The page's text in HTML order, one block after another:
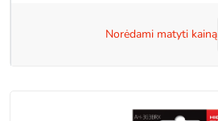
norėdami matyti kainą